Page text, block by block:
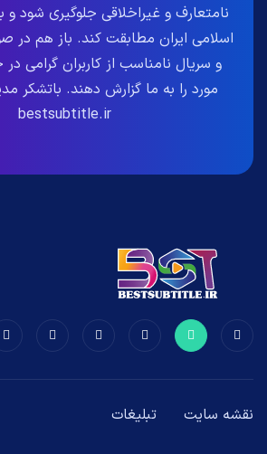
نامتعارف و غیراخلاقی جلوگیری شود و
اسلامی ایران مطابقت کند. باز هم در
و سریال نامناسب از کاربران گرامی
مورد را به ما گزارش دهند. باتشکر
bestsubtitle.ir
نقشه سایت تبلیغات